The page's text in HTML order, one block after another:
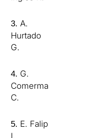
3. A.
Hurtado
G.
4. G.
Comerma
C.
5. E. Falip
I.